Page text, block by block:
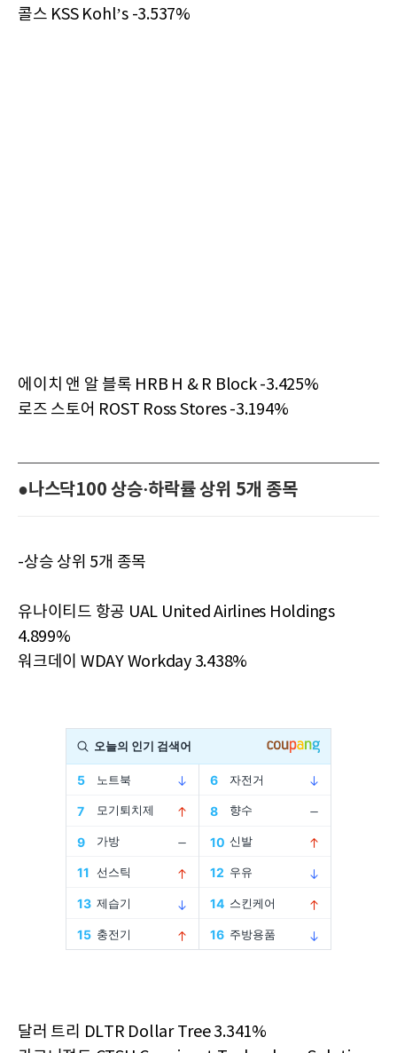
콜스 KSS Kohl’s -3.537%
에이치 앤 알 블록 HRB H & R Block -3.425%
로즈 스토어 ROST Ross Stores -3.194%
●나스닥100 상승·하락률 상위 5개 종목
-상승 상위 5개 종목
유나이티드 항공 UAL United Airlines Holdings
4.899%
워크데이 WDAY Workday 3.438%
달러 트리 DLTR Dollar Tree 3.341%